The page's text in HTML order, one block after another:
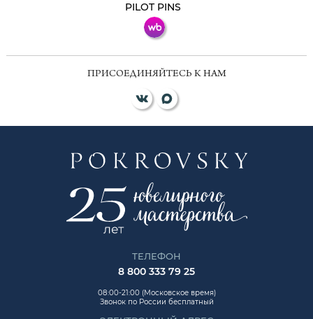
PILOT PINS
ПРИСОЕДИНЯЙТЕСЬ К НАМ
ТЕЛЕФОН
8 800 333 79 25
08:00-21:00 (Московское время)
Звонок по России бесплатный